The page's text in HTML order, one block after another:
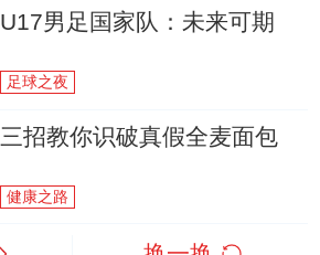
U17男足国家队：未来可期
足球之夜
三招教你识破真假全麦面包
健康之路